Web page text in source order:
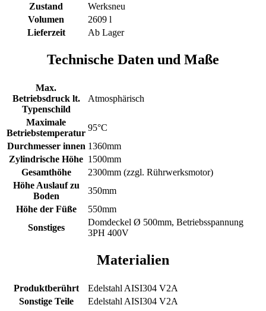
Zustand
Werksneu
Volumen
2609 l
Lieferzeit
Ab Lager
Technische Daten und Maße
Max.
Betriebsdruck lt.
Typenschild
Atmosphärisch
Maximale
Betriebstemperatur
95°C
Durchmesser innen 1360mm
Zylindrische Höhe 1500mm
Gesamthöhe
2300mm (zzgl. Rührwerksmotor)
Höhe Auslauf zu
Boden
350mm
Höhe der Füße
550mm
Sonstiges
Domdeckel Ø 500mm, Betriebsspannung
3PH 400V
Materialien
Produktberührt
Edelstahl AISI304 V2A
Sonstige Teile
Edelstahl AISI304 V2A